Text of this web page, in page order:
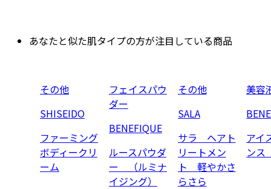
あなたと似た肌タイプの方が注目している商品
その他
SHISEIDO
ファーミング
ボディークリ
ーム
フェイスパウ
ダー
BENEFIQUE
ルースパウダ
ー （ルミナ
イジング）
その他
SALA
サラ ヘアト
リートメン
ト 軽やかさ
らさら
美容
アイ
ン